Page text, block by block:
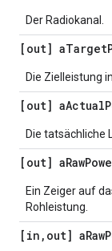
Der Radiokanal.
[out] aTarget
Die Zielleistung
[out] aActual
Die tatsächliche
[out] aRaw
Ein Zeiger auf
Rohleistung.
[in , out] aRaw